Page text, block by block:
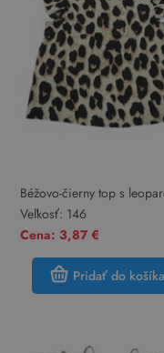
Béžovo-čierny top s
vzorom a volánikmi
Veľkosť: 146
Cena: 3,87 €
Pridať do košíka